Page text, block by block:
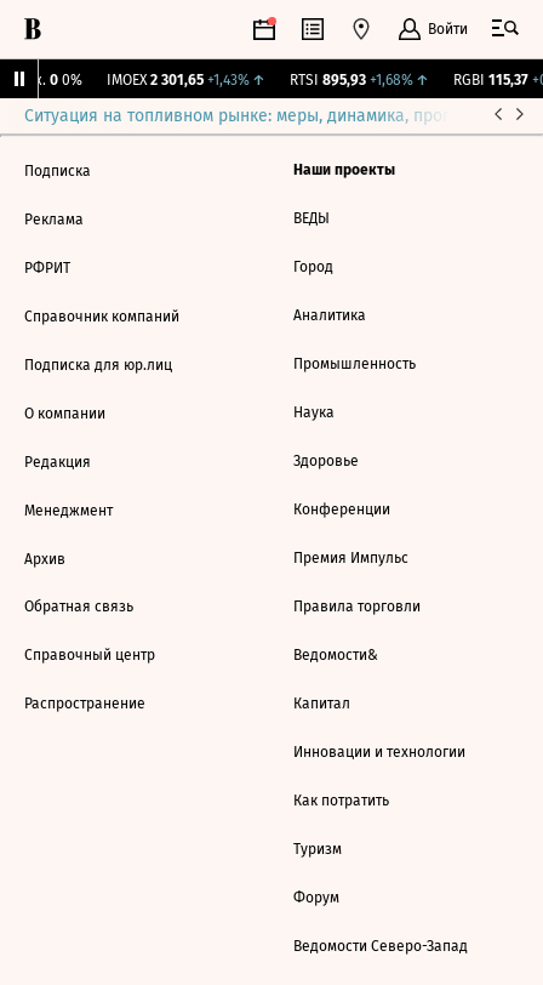
Войти
Бирж. 0 0% IMOEX 2 301,65 +1,43%↑ RTSI 895,93 +1,68%↑ RGBI 115,37
Ситуация на топливном рынке: меры, динамика, прогнозы
Подписка
Реклама
РФРИТ
Справочник компаний
Подписка для юр.лиц
О компании
Редакция
Менеджмент
Архив
Обратная связь
Справочный центр
Распространение
Наши проекты
ВЕДЫ
Город
Аналитика
Промышленность
Наука
Здоровье
Конференции
Премия Импульс
Правила торговли
Ведомости&
Капитал
Инновации и технологии
Как потратить
Туризм
Форум
Ведомости Северо-Запад